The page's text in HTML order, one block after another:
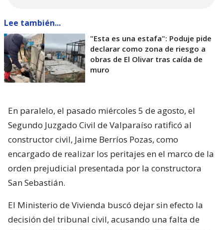
Lee también...
"Esta es una estafa": Poduje pide
declarar como zona de riesgo a
obras de El Olivar tras caída de
muro
En paralelo, el pasado miércoles 5 de agosto, el
Segundo Juzgado Civil de Valparaíso ratificó al
constructor civil, Jaime Berríos Pozas, como
encargado de realizar los peritajes en el marco de la
orden prejudicial presentada por la constructora
San Sebastián.
El Ministerio de Vivienda buscó dejar sin efecto la
decisión del tribunal civil, acusando una falta de